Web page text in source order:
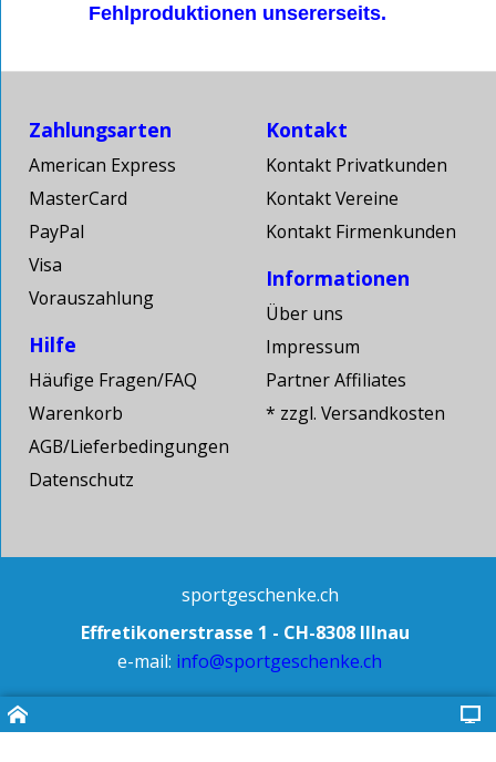
Fehlproduktionen unsererseits.
Kontakt
Kontakt Privatkunden
Kontakt Vereine
Kontakt Firmenkunden
Zahlungsarten
American Express
MasterCard
PayPal
Visa
Vorauszahlung
Informationen
Über uns
Impressum
Partner Affiliates
* zzgl. Versandkosten
Hilfe
Häufige Fragen/FAQ
Warenkorb
AGB/Lieferbedingungen
Datenschutz
sportgeschenke.ch
Effretikonerstrasse 1 - CH-8308 Illnau
e-mail: info@sportgeschenke.ch